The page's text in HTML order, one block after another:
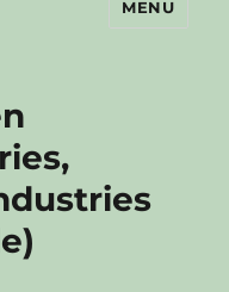
Avesnois
MENU